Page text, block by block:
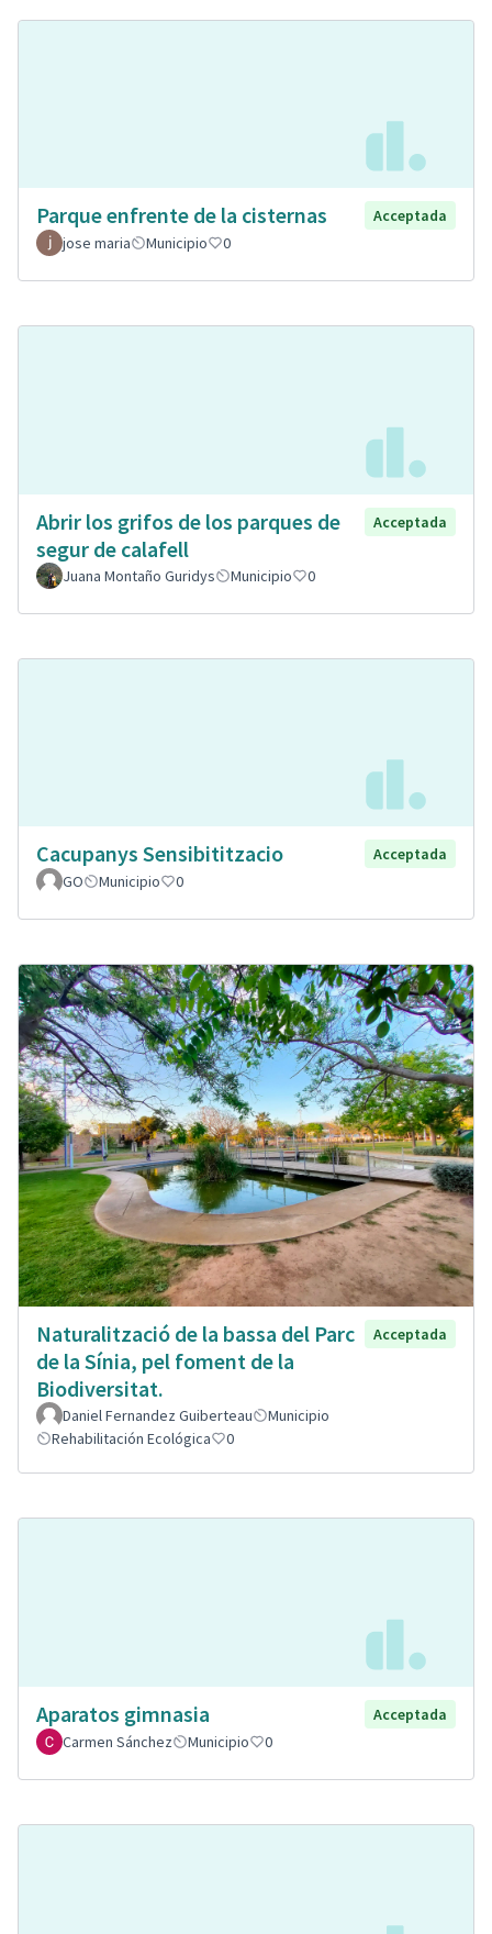
Parque enfrente de la cisternas
Acceptada
jose maria
Municipio 0
Abrir los grifos de los parques de
segur de calafell
Acceptada
Juana Montaño Guridys Municipio 0
Cacupanys Sensibititzacio
Acceptada
GO
Municipio 0
Naturalització de la bassa del Parc
de la Sínia, pel foment de la
Biodiversitat.
Acceptada
Daniel Fernandez Guiberteau
Municipio
Rehabilitación Ecológica
0
Aparatos gimnasia
Acceptada
Carmen Sánchez
Municipio 0